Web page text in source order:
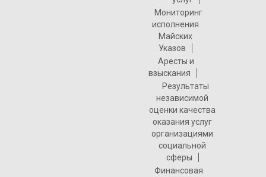
Мониторинг
исполнения
Майских
Указов
Аресты и
взыскания
Результаты
независимой
оценки качества
оказания услуг
организациями
социальной
сферы
Финансовая